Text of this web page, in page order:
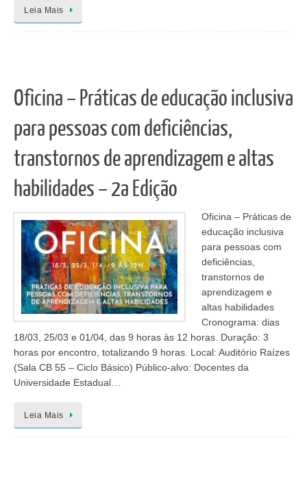
Leia Mais
Oficina – Práticas de educação inclusiva
para pessoas com deficiências,
transtornos de aprendizagem e altas
habilidades – 2a Edição
Oficina – Práticas de
educação inclusiva
para pessoas com
deficiências,
transtornos de
aprendizagem e
altas habilidades
Cronograma: dias
18/03, 25/03 e 01/04, das 9 horas às 12 horas. Duração: 3
horas por encontro, totalizando 9 horas. Local: Auditório Raízes
(Sala CB 55 – Ciclo Básico) Público-alvo: Docentes da
Universidade Estadual…
Leia Mais